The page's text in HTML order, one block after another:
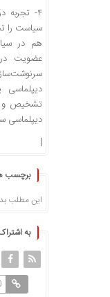
۴- تجربه
سیاست را
هم در
عضویت
تشخیص و
دیپلماسی
|
برچسب
این مطلب
به